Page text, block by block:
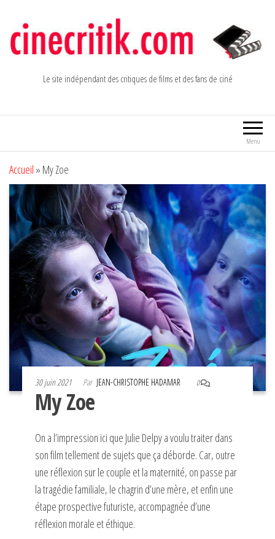
contenu
Le site indépendant des critiques de films et des fans de ciné
Menu
Accueil » My Zoe
30 juin 2021 Par JEAN-CHRISTOPHE HADAMAR 0
My Zoe
On a l’impression ici que Julie Delpy a voulu traiter dans
son film tellement de sujets que ça déborde. Car, outre
une réflexion sur le couple et la maternité, on passe par
la tragédie familiale, le chagrin d’une mère, et enfin une
étape prospective futuriste, accompagnée d’une
réflexion morale et éthique.